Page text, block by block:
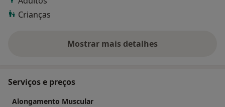
Crianças
Mostrar mais detalhes
sobre a experiência
Serviços e preços
Alongamento Muscular